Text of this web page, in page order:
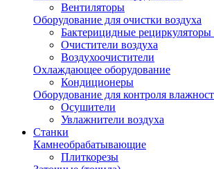
Вентиляторы
Оборудование для очистки воздуха
Бактерицидные рециркуляторы
Очистители воздуха
Воздухоочистители
Охлаждающее оборудование
Кондиционеры
Оборудование для контроля
Осушители
Увлажнители воздуха
Станки
Камнеобрабатывающие
Плиткорезы